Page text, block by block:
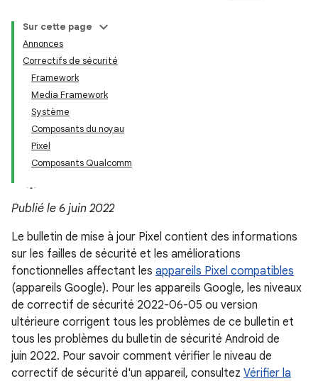
Sur cette page
Annonces
Correctifs de sécurité
Framework
Media Framework
Système
Composants du noyau
Pixel
Composants Qualcomm
Publié le 6 juin 2022
Le bulletin de mise à jour Pixel contient des informations
sur les failles de sécurité et les améliorations
fonctionnelles affectant les appareils Pixel compatibles
(appareils Google). Pour les appareils Google, les niveaux
de correctif de sécurité 2022-06-05 ou version
ultérieure corrigent tous les problèmes de ce bulletin et
tous les problèmes du bulletin de sécurité Android de
juin 2022. Pour savoir comment vérifier le niveau de
correctif de sécurité d'un appareil, consultez Vérifier la